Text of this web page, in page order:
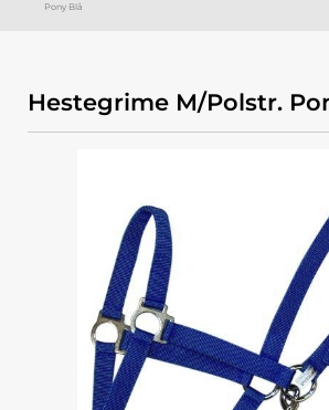
Pony Blå
Hestegrime M/Polstr.